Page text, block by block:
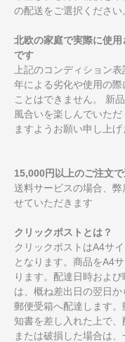
の配送をご選択ください
北欧の家庭で実際に使
です
上記のコンディション
年による劣化や使用の
ことはできません。 新
風合いを楽しんでいた
ますようお願い申し上げ
15,000円以上のご注文で
送料サービスの場合、
せていただきます
クリックポストとは？
クリックポストはA4サ
となります。商品をA4
ります。配達日時およ
は、概ね差出日の翌日
郵便受箱へ配達します
知書を差し入れた上で
または破損した場合は